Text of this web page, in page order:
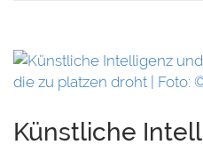
Künstliche